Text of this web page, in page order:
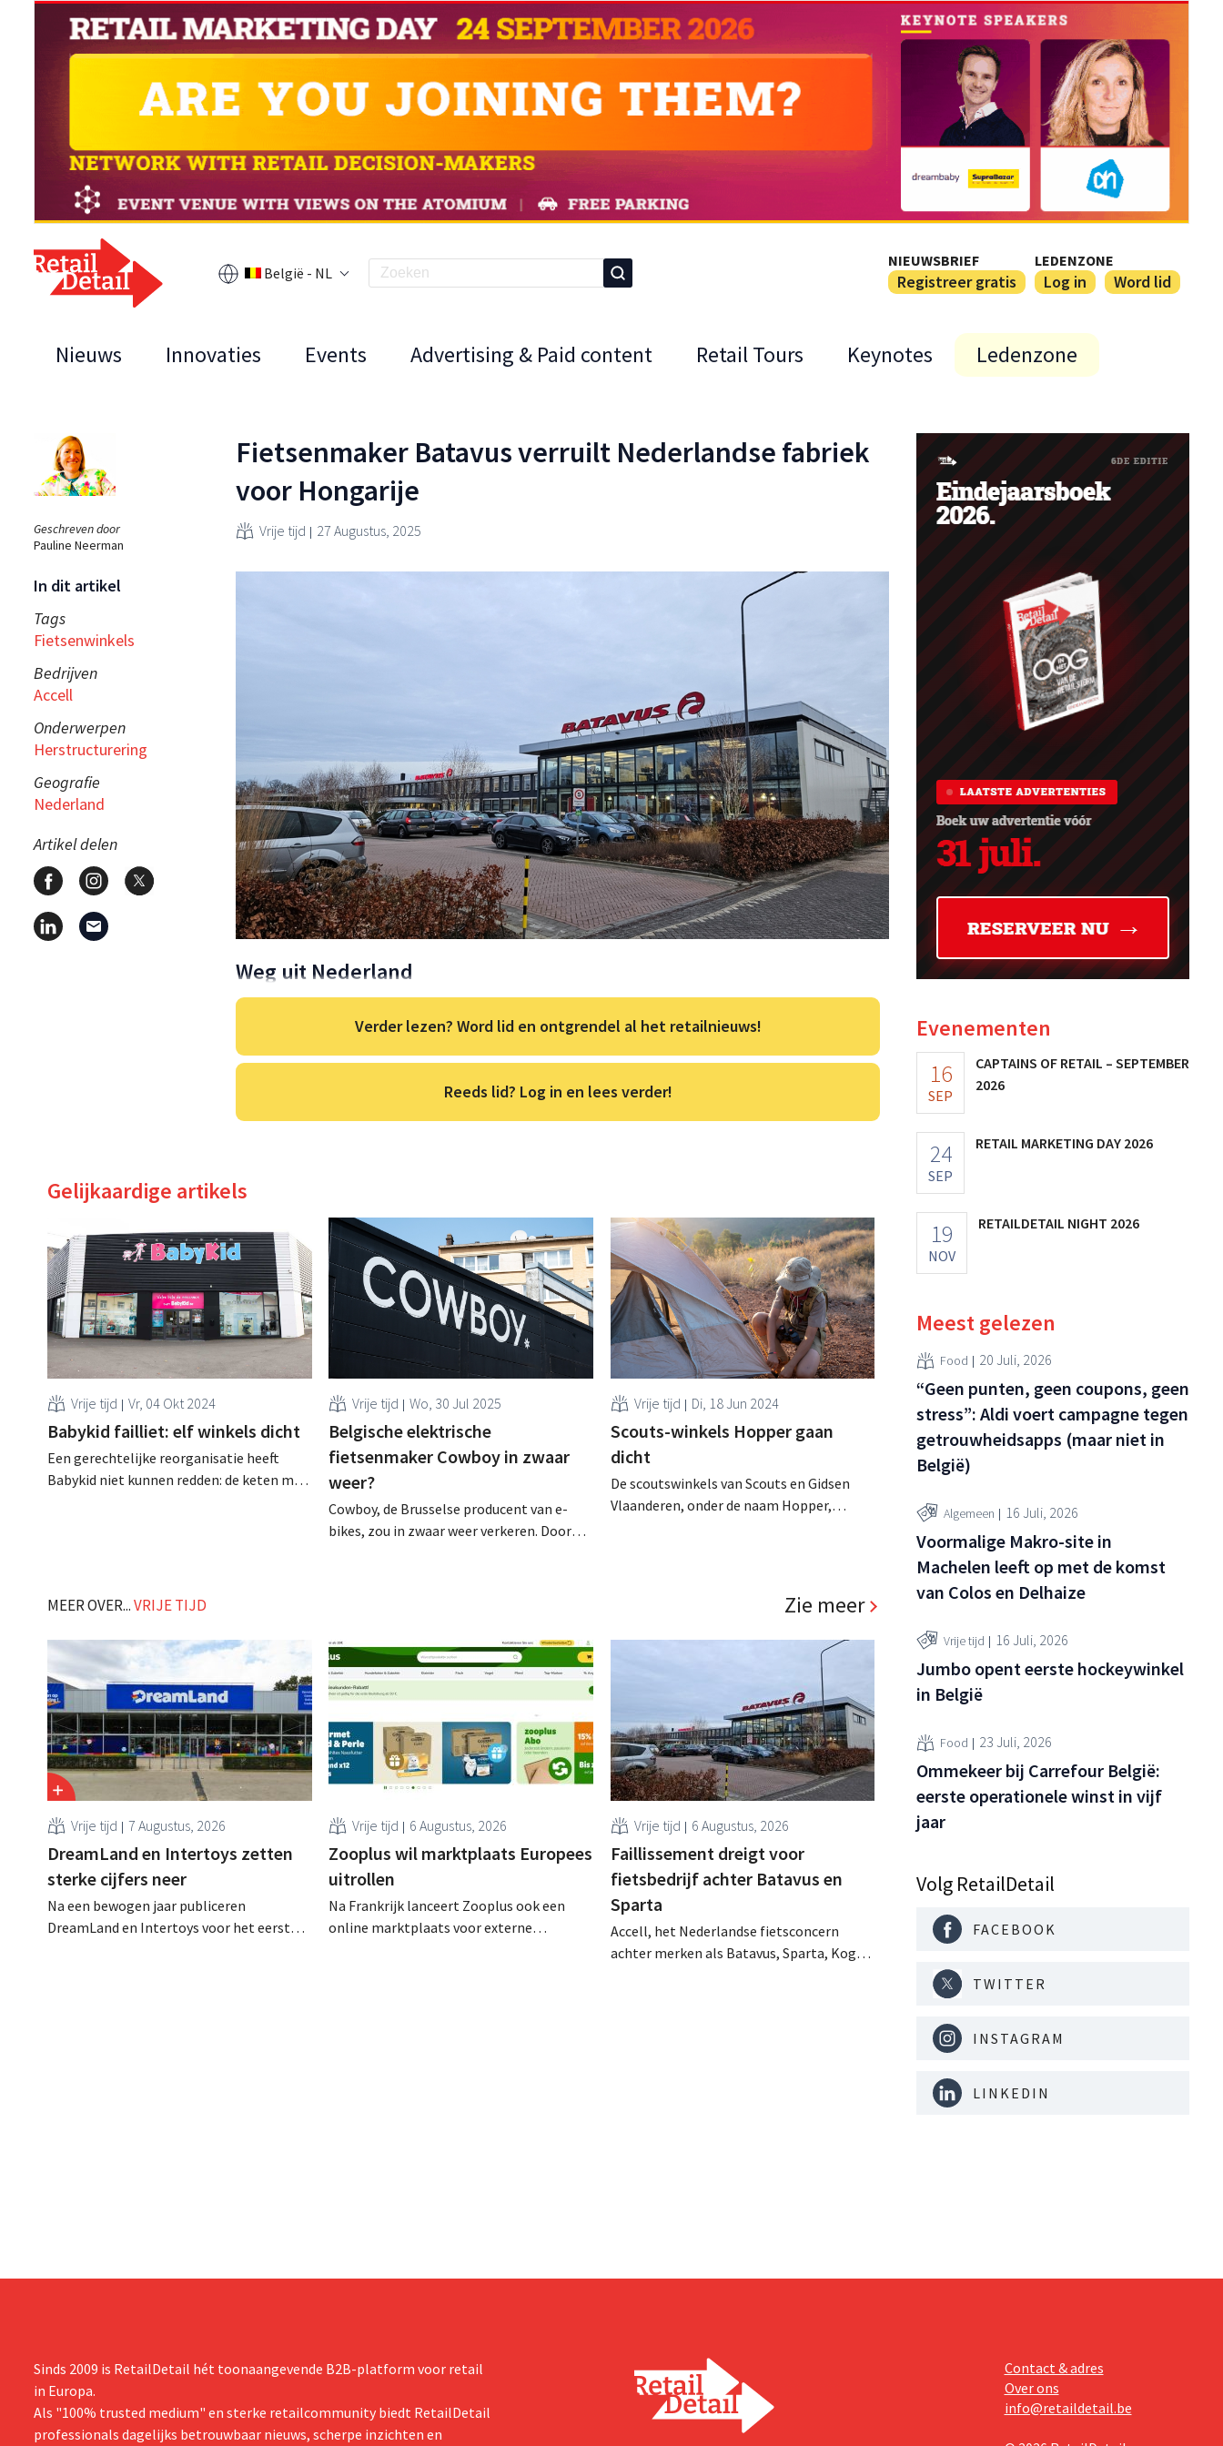
België - NL
NIEUWSBRIEF
Registreer gratis
LEDENZONE
Log in Word lid
Nieuws Innovaties Events Advertising & Paid content Retail Tours Keynotes Ledenzone
Geschreven door
Pauline Neerman
In dit artikel
Tags
Fietsenwinkels
Bedrijven
Accell
Onderwerpen
Herstructurering
Geografie
Nederland
Artikel delen
Fietsenmaker Batavus verruilt Nederlandse fabriek
voor Hongarije
Vrije tijd 27 Augustus, 2025
Weg uit Nederland
Verder lezen? Word lid en ontgrendel al het retailnieuws!
Reeds lid? Log in en lees verder!
Gelijkaardige artikels
Vrije tijd Vr, 04 Okt 2024
Babykid failliet: elf winkels dicht
Een gerechtelijke reorganisatie heeft
Babykid niet kunnen redden: de keten met
Vrije tijd Wo, 30 Jul 2025
Belgische elektrische
fietsenmaker Cowboy in zwaar
weer?
Cowboy, de Brusselse producent van e-
bikes, zou in zwaar weer verkeren. Door
steeds onzekerder wordt. .
Vrije tijd Di, 18 Jun 2024
Scouts-winkels Hopper gaan
dicht
De scoutswinkels van Scouts en Gidsen
Vlaanderen, onder de naam Hopper,
MEER OVER...VRIJE TIJD Zie meer
Vrije tijd 7 Augustus, 2026
DreamLand en Intertoys zetten
sterke cijfers neer
Na een bewogen jaar publiceren
DreamLand en Intertoys voor het eerst
Vrije tijd 6 Augustus, 2026
Zooplus wil marktplaats Europees
uitrollen
Na Frankrijk lanceert Zooplus ook een
online marktplaats voor externe
Vrije tijd 6 Augustus, 2026
Faillissement dreigt voor
fietsbedrijf achter Batavus en
Sparta
Accell, het Nederlandse fietsconcern
achter merken als Batavus, Sparta, Koga
Evenementen
16
SEP
CAPTAINS OF RETAIL – SEPTEMBER
2026
24
SEP
RETAIL MARKETING DAY 2026
19
NOV
RETAILDETAIL NIGHT 2026
Meest gelezen
Food 20 Juli, 2026
“Geen punten, geen coupons, geen
stress”: Aldi voert campagne tegen
getrouwheidsapps (maar niet in
België)
Algemeen 16 Juli, 2026
Voormalige Makro-site in
Machelen leeft op met de komst
van Colos en Delhaize
Vrije tijd 16 Juli, 2026
Jumbo opent eerste hockeywinkel
in België
Food 23 Juli, 2026
Ommekeer bij Carrefour België:
eerste operationele winst in vijf
jaar
Volg RetailDetail
FACEBOOK
TWITTER
INSTAGRAM
LINKEDIN
Sinds 2009 is RetailDetail hét toonaangevende B2B-platform voor retail
in Europa.
Als "100% trusted medium" en sterke retailcommunity biedt RetailDetail
professionals dagelijks betrouwbaar nieuws, scherpe inzichten en
Contact & adres
Over ons
info@retaildetail.be